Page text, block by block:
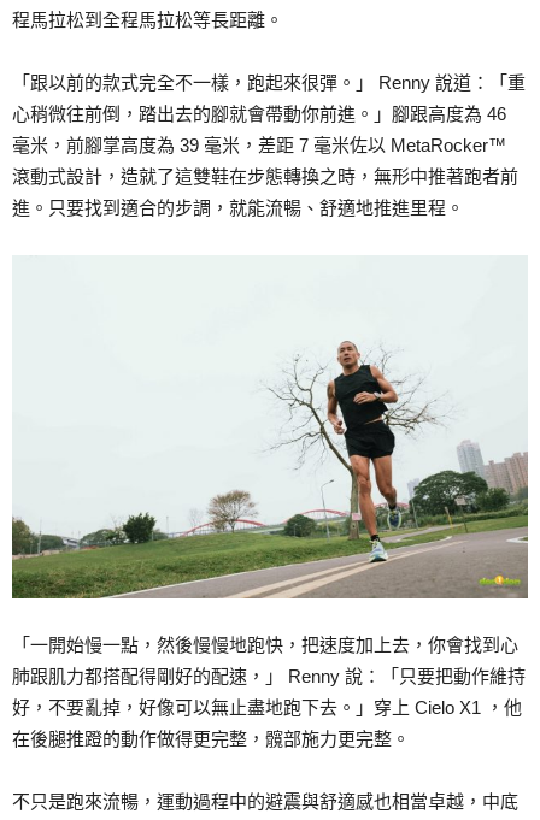
程馬拉松到全程馬拉松等長距離。
「跟以前的款式完全不一樣，跑起來很彈。」 Renny 說道：「重
心稍微往前倒，踏出去的腳就會帶動你前進。」腳跟高度為 46
毫米，前腳掌高度為 39 毫米，差距 7 毫米佐以 MetaRocker™
滾動式設計，造就了這雙鞋在步態轉換之時，無形中推著跑者前
進。只要找到適合的步調，就能流暢、舒適地推進里程。
「一開始慢一點，然後慢慢地跑快，把速度加上去，你會找到心
肺跟肌力都搭配得剛好的配速，」 Renny 說：「只要把動作維持
好，不要亂掉，好像可以無止盡地跑下去。」穿上 Cielo X1 ，他
在後腿推蹬的動作做得更完整，髖部施力更完整。
不只是跑來流暢，運動過程中的避震與舒適感也相當卓越，中底